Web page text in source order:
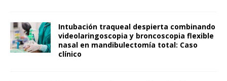
Intubación traqueal despierta combinando
videolaringoscopia y broncoscopia flexible
nasal en mandibulectomía total: Caso
clínico